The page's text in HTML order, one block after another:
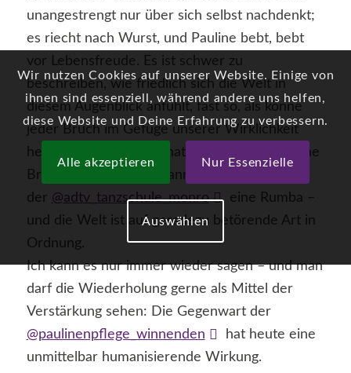
unangestrengt nur über sich selbst nachdenkt;
es riecht nach Wurst, und Pauline bebt, bebt
vor Lebensfreude. Es ist schwer zu
beschreiben, wie friedlich sich die Welt in
diesem Augenblick anfühlt, fast so, als könne
jeder Bruch im Gefüge unserer Wirklichkeit
heilen. Man sitzt im Schatten alter Bäume, eine
Brise bringt Frösteln, dann zeigen die Mädels
der @adtv_tanzschule_monro
eine Rumba –
und die Welt ist auf geradezu betörende Art in
Ordnung.
Ich kann es nur immer wieder sagen – und man
darf die Wiederholung gerne als Mittel der
Verstärkung sehen: Die Gegenwart der
@paulinenpflege_winnenden
hat heute eine
unmittelbar humanisierende Wirkung.
Wir nutzen Cookies auf unserer Website. Einige von
ihnen sind essenziell, während andere uns helfen,
diese Website und Deine Erfahrung zu verbessern.
Alle akzeptieren Nur Essenzielle
Auswählen